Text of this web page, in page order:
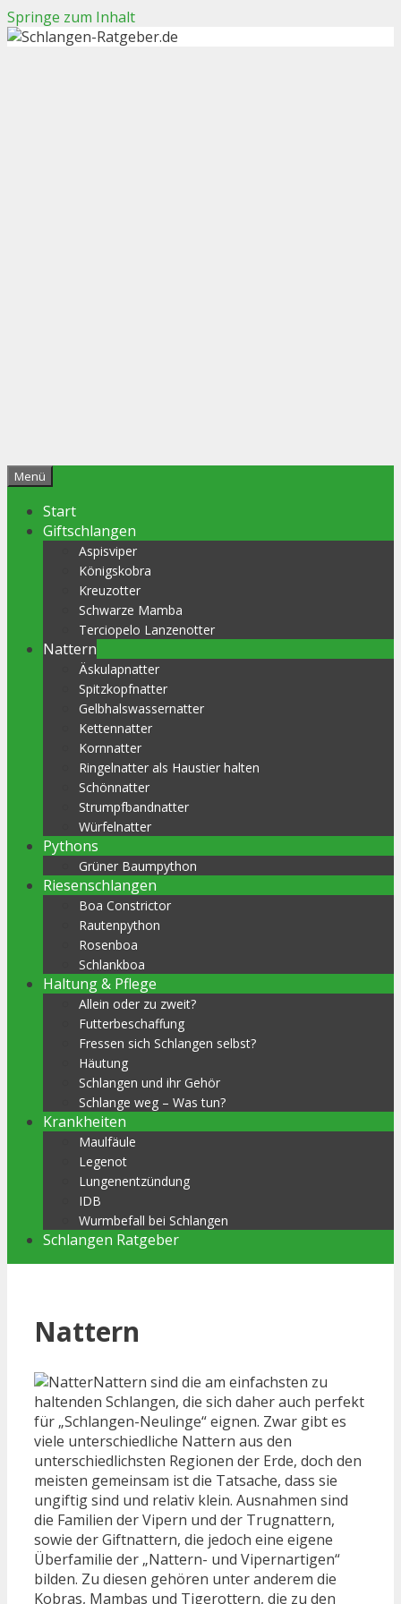
Springe zum Inhalt
Menü
Start
Giftschlangen
Aspisviper
Königskobra
Kreuzotter
Schwarze Mamba
Terciopelo Lanzenotter
Nattern
Äskulapnatter
Spitzkopfnatter
Gelbhalswassernatter
Kettennatter
Kornnatter
Ringelnatter als Haustier halten
Schönnatter
Strumpfbandnatter
Würfelnatter
Pythons
Grüner Baumpython
Riesenschlangen
Boa Constrictor
Rautenpython
Rosenboa
Schlankboa
Haltung & Pflege
Allein oder zu zweit?
Futterbeschaffung
Fressen sich Schlangen selbst?
Häutung
Schlangen und ihr Gehör
Schlange weg – Was tun?
Krankheiten
Maulfäule
Legenot
Lungenentzündung
IDB
Wurmbefall bei Schlangen
Schlangen Ratgeber
Nattern
Nattern sind die am einfachsten zu
haltenden Schlangen, die sich daher auch perfekt
für „Schlangen-Neulinge“ eignen. Zwar gibt es
viele unterschiedliche Nattern aus den
unterschiedlichsten Regionen der Erde, doch den
meisten gemeinsam ist die Tatsache, dass sie
ungiftig sind und relativ klein. Ausnahmen sind
die Familien der Vipern und der Trugnattern,
sowie der Giftnattern, die jedoch eine eigene
Überfamilie der „Nattern- und Vipernartigen“
bilden. Zu diesen gehören unter anderem die
Kobras, Mambas und Tigerottern, die zu den